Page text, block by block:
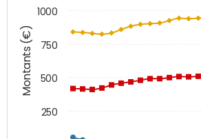
Montants (€)
250
500
750
1000